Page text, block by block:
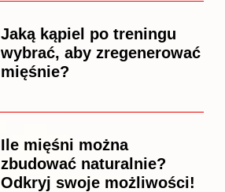
Jaką kąpiel po treningu
wybrać, aby zregenerować
mięśnie?
Ile mięśni można
zbudować naturalnie?
Odkryj swoje możliwości!